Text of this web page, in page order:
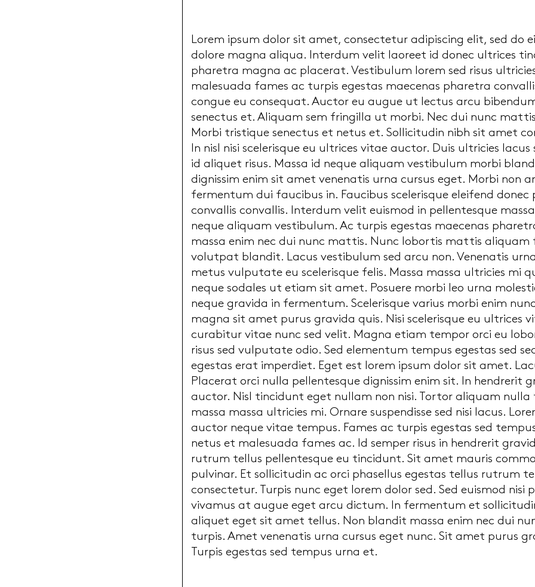
Lorem ipsum dolor sit amet, consectetur adipiscing elit, sed do
dolore magna aliqua. Interdum velit laoreet id donec ultrices
pharetra magna ac placerat. Vestibulum lorem sed risus
malesuada fames ac turpis egestas maecenas pharetra
congue eu consequat. Auctor eu augue ut lectus arcu
senectus et. Aliquam sem fringilla ut morbi. Nec dui nunc
Morbi tristique senectus et netus et. Sollicitudin nibh sit amet
In nisl nisi scelerisque eu ultrices vitae auctor. Duis ultricies
id aliquet risus. Massa id neque aliquam vestibulum morbi
dignissim enim sit amet venenatis urna cursus eget. Morbi non
fermentum dui faucibus in. Faucibus scelerisque eleifend
convallis convallis. Interdum velit euismod in pellentesque
neque aliquam vestibulum. Ac turpis egestas maecenas
massa enim nec dui nunc mattis. Nunc lobortis mattis
volutpat blandit. Lacus vestibulum sed arcu non. Venenatis
metus vulputate eu scelerisque felis. Massa massa ultricies mi
neque sodales ut etiam sit amet. Posuere morbi leo urna
neque gravida in fermentum. Scelerisque varius morbi enim
magna sit amet purus gravida quis. Nisi scelerisque eu ultrices
curabitur vitae nunc sed velit. Magna etiam tempor orci eu
risus sed vulputate odio. Sed elementum tempus egestas sed
egestas erat imperdiet. Eget est lorem ipsum dolor sit amet.
Placerat orci nulla pellentesque dignissim enim sit. In hendrerit
auctor. Nisl tincidunt eget nullam non nisi. Tortor aliquam
massa massa ultricies mi. Ornare suspendisse sed nisi lacus.
auctor neque vitae tempus. Fames ac turpis egestas sed
netus et malesuada fames ac. Id semper risus in hendrerit
rutrum tellus pellentesque eu tincidunt. Sit amet mauris
pulvinar. Et sollicitudin ac orci phasellus egestas tellus rutrum
consectetur. Turpis nunc eget lorem dolor sed. Sed euismod
vivamus at augue eget arcu dictum. In fermentum et
aliquet eget sit amet tellus. Non blandit massa enim nec dui
turpis. Amet venenatis urna cursus eget nunc. Sit amet purus
Turpis egestas sed tempus urna et.